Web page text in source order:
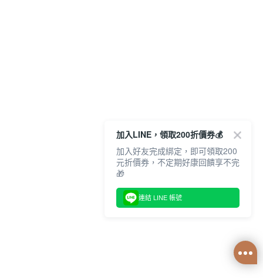
加入LINE，領取200折價券💰
加入好友完成綁定，即可領取200
元折價券，不定期好康回饋享不完
🎁
連結 LINE 帳號